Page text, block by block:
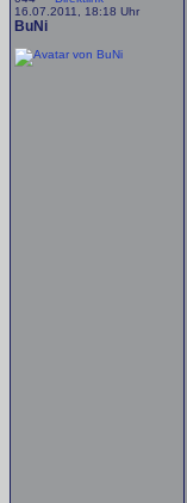
16.07.2011, 18:18 Uhr
BuNi